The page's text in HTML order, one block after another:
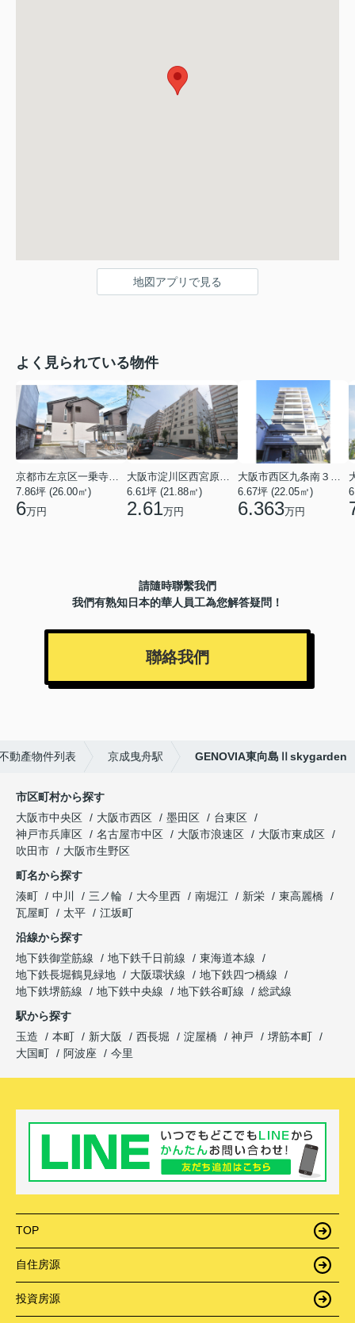
地図アプリで見る
よく見られている物件
京都市左京区一乗寺北大丸町
7.86坪 (26.00㎡)
6万円
大阪市淀川区西宮原３丁目
6.61坪 (21.88㎡)
2.61万円
大阪市西区九条南３丁目
6.67坪 (22.05㎡)
6.363万円
請隨時聯繫我們
我們有熟知日本的華人員工為您解答疑問！
聯絡我們
動產物件列表 京成曳舟駅 GENOVIA東向島Ⅱskygarden
市区町村から探す
大阪市中央区
大阪市西区 墨田区
台東区
神戸市兵庫区
名古屋市中区 大阪市浪速区
大阪市東成区
吹田市
大阪市生野区
町名から探す
湊町
中川 三ノ輪 大今里西 南堀江 新栄
東高麗橋
瓦屋町
太平
江坂町
沿線から探す
地下鉄御堂筋線
地下鉄千日前線
東海道本線
地下鉄長堀鶴見緑地
大阪環状線
地下鉄四つ橋線
地下鉄堺筋線
地下鉄中央線 地下鉄谷町線
総武線
駅から探す
玉造
本町 新大阪 西長堀 淀屋橋 神戸
堺筋本町
大国町
阿波座 今里
TOP
自住房源
投資房源